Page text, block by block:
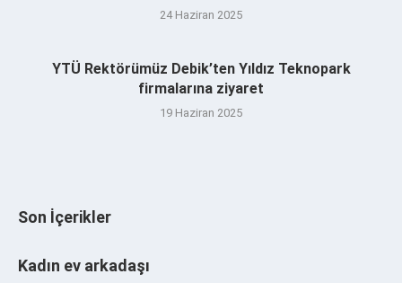
24 Haziran 2025
YTÜ Rektörümüz Debik’ten Yıldız Teknopark
firmalarına ziyaret
19 Haziran 2025
Son İçerikler
Kadın ev arkadaşı